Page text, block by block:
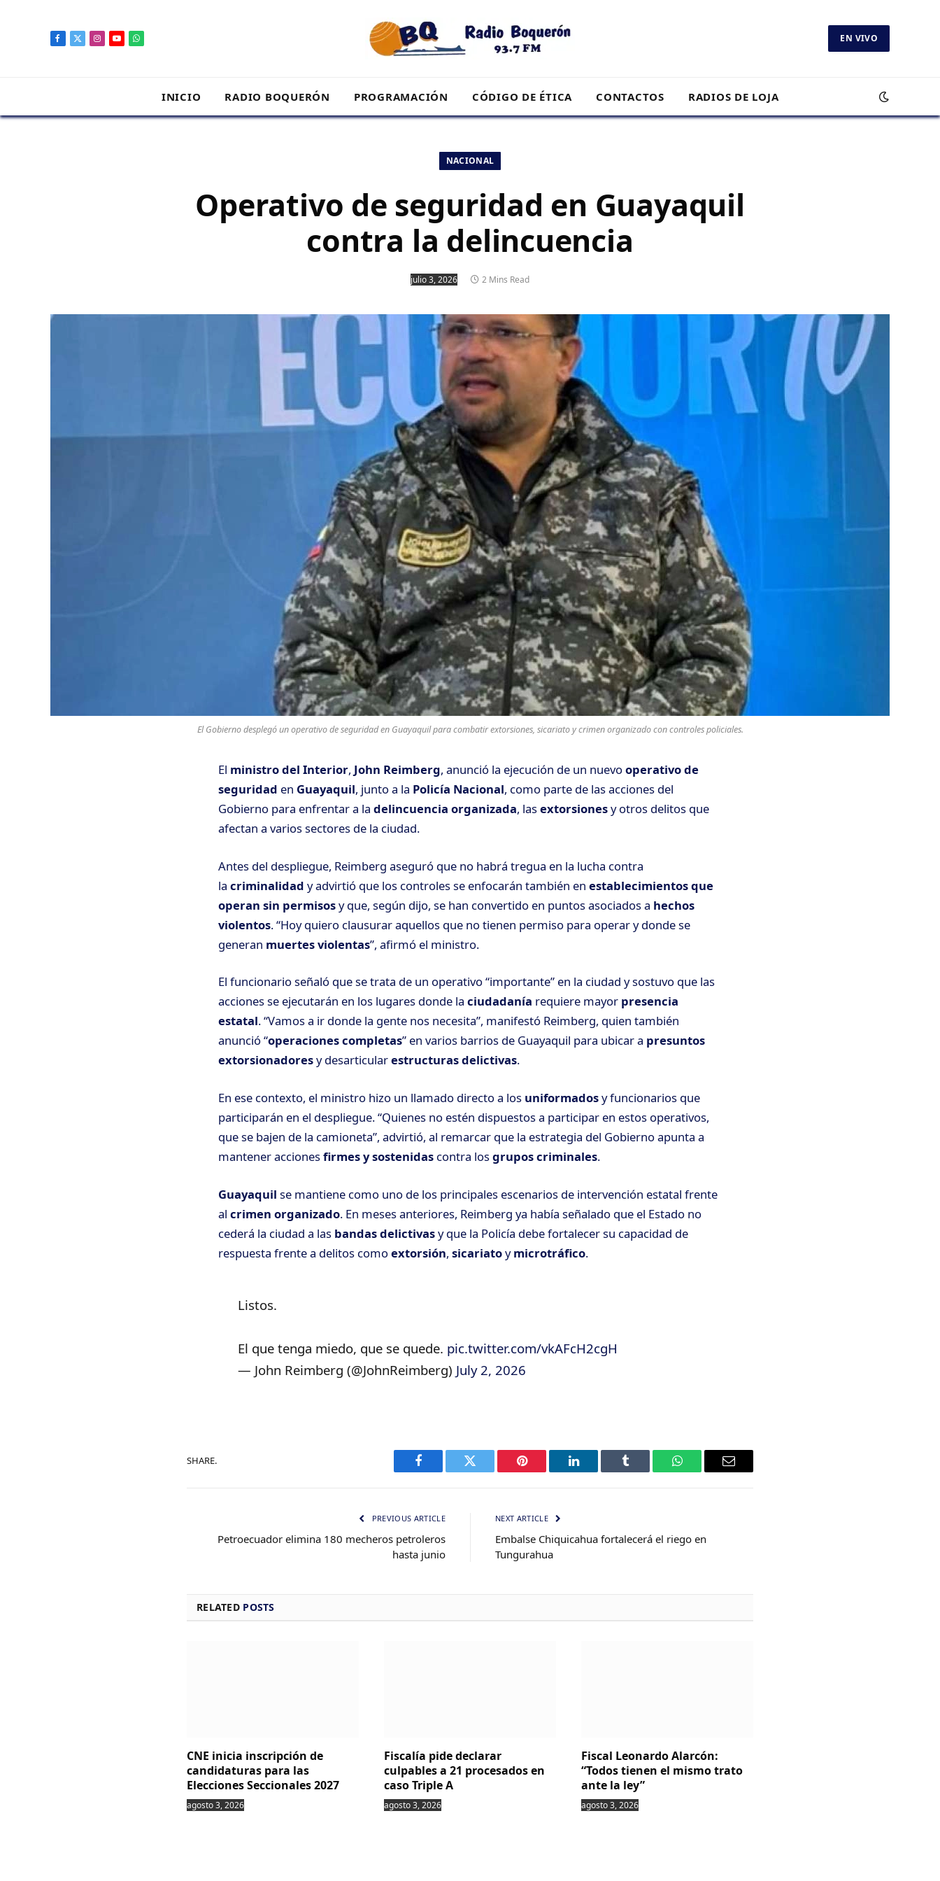
Facebook
X
Instagram
YouTubeWhatsApp EN VIVO
INICIO RADIO BOQUERÓN PROGRAMACIÓN CÓDIGO DE ÉTICA CONTACTOS RADIOS DE LOJA
NACIONAL
Operativo de seguridad en Guayaquil
contra la delincuencia
julio 3, 2026 2 Mins Read
El Gobierno desplegó un operativo de seguridad en Guayaquil para combatir extorsiones, sicariato y crimen organizado con controles policiales.
El ministro del Interior, John Reimberg, anunció la ejecución de un nuevooperativo de
seguridad en Guayaquil, junto a la Policía Nacional, como parte de las acciones del
Gobierno para enfrentar a la delincuencia organizada, lasextorsionesy otros delitos que
afectan a varios sectores de la ciudad.
Antes del despliegue, Reimberg aseguró que no habrá tregua en la lucha contra
la criminalidad y advirtió que los controles se enfocarán también en establecimientos que
operan sin permisosy que, según dijo, se han convertido en puntos asociados a hechos
violentos. “Hoy quiero clausurar aquellos que no tienen permiso para operar y donde se
generan muertes violentas”, afirmó el ministro.
El funcionario señaló que se trata de un operativo “importante” en la ciudad y sostuvo que las
acciones se ejecutarán en los lugares donde la ciudadanía requiere mayor presencia
estatal. “Vamos a ir donde la gente nos necesita”, manifestó Reimberg, quien también
anunció “operaciones completas” en varios barrios de Guayaquil para ubicar a presuntos
extorsionadoresy desarticularestructuras delictivas.
En ese contexto, el ministro hizo un llamado directo a los uniformadosy funcionarios que
participarán en el despliegue. “Quienes no estén dispuestos a participar en estos operativos,
que se bajen de la camioneta”, advirtió, al remarcar que la estrategia del Gobierno apunta a
mantener accionesfirmes y sostenidas contra losgrupos criminales.
Guayaquil se mantiene como uno de los principales escenarios de intervención estatal frente
al crimen organizado. En meses anteriores, Reimberg ya había señalado que el Estado no
cederá la ciudad a las bandas delictivasy que la Policía debe fortalecer su capacidad de
respuesta frente a delitos comoextorsión, sicariatoymicrotráfico.
Listos.
El que tenga miedo, que se quede. pic.twitter.com/vkAFcH2cgH
— John Reimberg (@JohnReimberg) July 2, 2026
SHARE.
Facebook Twitter Pinterest LinkedIn Tumblr WhatsAppEmail
PREVIOUS ARTICLE
Petroecuador elimina 180 mecheros petroleros
hasta junio
NEXT ARTICLE
Embalse Chiquicahua fortalecerá el riego en
Tungurahua
RELATED POSTS
CNE inicia inscripción de
candidaturas para las
Elecciones Seccionales 2027
agosto 3, 2026
Fiscalía pide declarar
culpables a 21 procesados en
caso Triple A
agosto 3, 2026
Fiscal Leonardo Alarcón:
“Todos tienen el mismo trato
ante la ley”
agosto 3, 2026